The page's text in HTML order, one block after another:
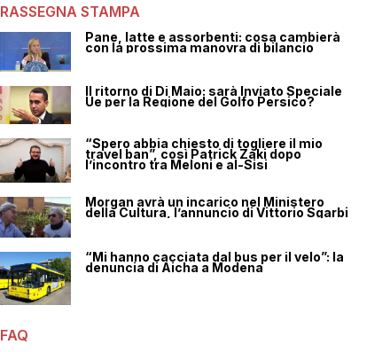
RASSEGNA STAMPA
Pane, latte e assorbenti: cosa cambierà
con la prossima manovra di bilancio
Il ritorno di Di Maio: sarà Inviato Speciale
Ue per la Regione del Golfo Persico?
“Spero abbia chiesto di togliere il mio
travel ban”, così Patrick Zaki dopo
l’incontro tra Meloni e al-Sisi
Morgan avrà un incarico nel Ministero
della Cultura, l’annuncio di Vittorio Sgarbi
“Mi hanno cacciata dal bus per il velo”: la
denuncia di Aicha a Modena
FAQ